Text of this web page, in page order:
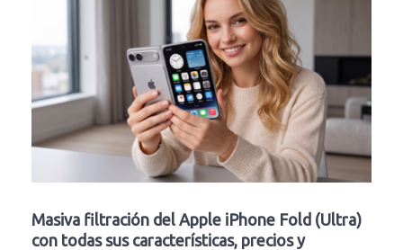
Masiva filtración del Apple iPhone Fold (Ultra)
con todas sus características, precios y